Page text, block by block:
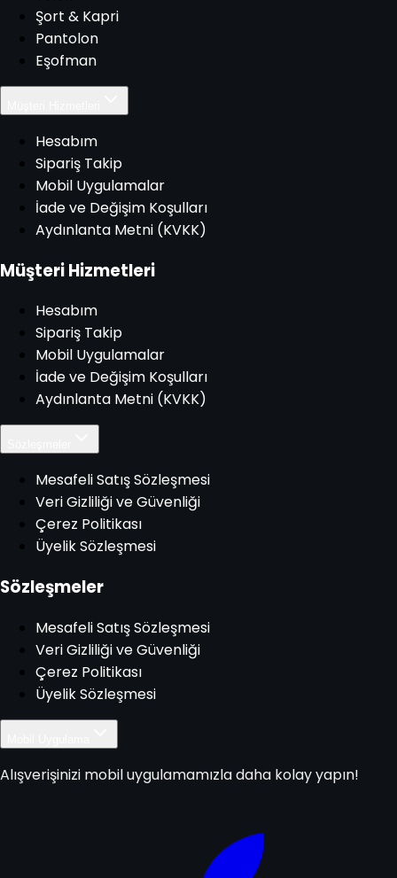
Şort & Kapri
Pantolon
Eşofman
Hesabım
Sipariş Takip
Mobil Uygulamalar
İade ve Değişim Koşulları
Aydınlanta Metni (KVKK)
Müşteri Hizmetleri
Hesabım
Sipariş Takip
Mobil Uygulamalar
İade ve Değişim Koşulları
Aydınlanta Metni (KVKK)
Mesafeli Satış Sözleşmesi
Veri Gizliliği ve Güvenliği
Çerez Politikası
Üyelik Sözleşmesi
Sözleşmeler
Mesafeli Satış Sözleşmesi
Veri Gizliliği ve Güvenliği
Çerez Politikası
Üyelik Sözleşmesi
Alışverişinizi mobil uygulamamızla daha kolay yapın!